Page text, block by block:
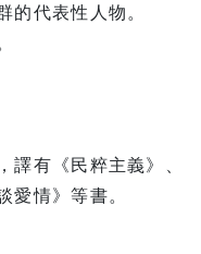
的代表性人物。
譯有《民粹主義》、
愛情》等書。